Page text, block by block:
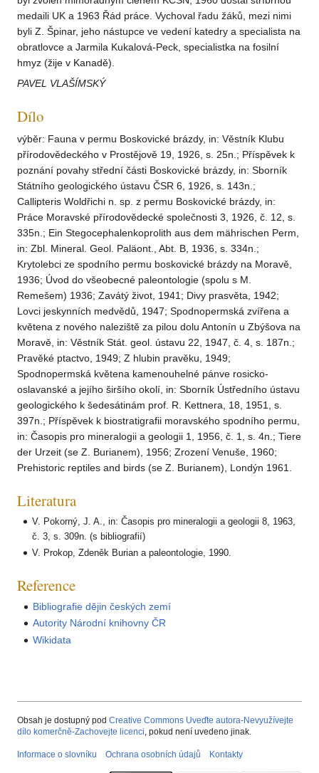
medaili UK a 1963 Řád práce. Vychoval řadu žáků, mezi nimi
byli Z. Špinar, jeho nástupce ve vedení katedry a specialista na
obratlovce a Jarmila Kukalová-Peck, specialistka na fosilní
hmyz (žije v Kanadě).
PAVEL VLAŠÍMSKÝ
Dílo
výběr: Fauna v permu Boskovické brázdy, in: Věstník Klubu
přírodovědeckého v Prostějově 19, 1926, s. 25n.; Příspěvek k
poznání povahy střední části Boskovické brázdy, in: Sborník
Státního geologického ústavu ČSR 6, 1926, s. 143n.;
Callipteris Woldřichi n. sp. z permu Boskovické brázdy, in:
Práce Moravské přírodovědecké společnosti 3, 1926, č. 12, s.
335n.; Ein Stegocephalenkoprolith aus dem mährischen Perm,
in: Zbl. Mineral. Geol. Paläont., Abt. B, 1936, s. 334n.;
Krytolebci ze spodního permu boskovické brázdy na Moravě,
1936; Úvod do všeobecné paleontologie (spolu s M.
Remešem) 1936; Zavátý život, 1941; Divy prasvěta, 1942;
Lovci jeskynních medvědů, 1947; Spodnopermská zvířena a
květena z nového naleziště za pilou dolu Antonín u Zbýšova na
Moravě, in: Věstník Stát. geol. ústavu 22, 1947, č. 4, s. 187n.;
Pravěké ptactvo, 1949; Z hlubin pravěku, 1949;
Spodnopermská květena kamenouhelné pánve rosicko-
oslavanské a jejího širšího okolí, in: Sborník Ústředního ústavu
geologického k šedesátinám prof. R. Kettnera, 18, 1951, s.
397n.; Příspěvek k biostratigrafii moravského spodního permu,
in: Časopis pro mineralogii a geologii 1, 1956, č. 1, s. 4n.; Tiere
der Urzeit (se Z. Burianem), 1956; Zrození Venuše, 1960;
Prehistoric reptiles and birds (se Z. Burianem), Londýn 1961.
Literatura
V. Pokorný, J. A., in: Časopis pro mineralogii a geologii 8, 1963,
č. 3, s. 309n. (s bibliografií)
V. Prokop, Zdeněk Burian a paleontologie, 1990.
Reference
Bibliografie dějin českých zemí
Autority Národní knihovny ČR
Wikidata
Obsah je dostupný pod Creative Commons Uveďte autora-Nevyužívejte
dílo komerčně-Zachovejte licenci, pokud není uvedeno jinak.
Informace o slovníku Ochrana osobních údajů Kontakty